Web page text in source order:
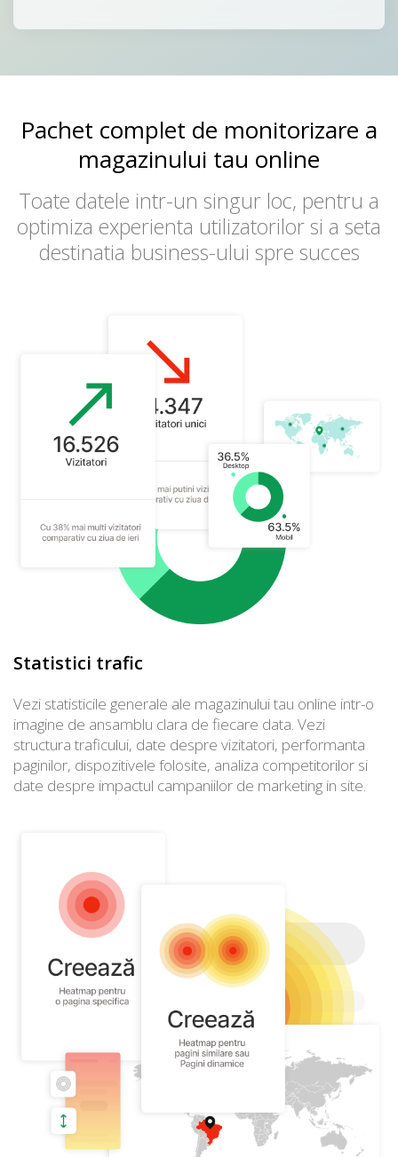
Pachet complet de monitorizare a
magazinului tau online
Toate datele intr-un singur loc, pentru a
optimiza experienta utilizatorilor si a seta
destinatia business-ului spre succes
Statistici trafic
Vezi statisticile generale ale magazinului tau online intr-o
imagine de ansamblu clara de fiecare data. Vezi
structura traficului, date despre vizitatori, performanta
paginilor, dispozitivele folosite, analiza competitorilor si
date despre impactul campaniilor de marketing in site.